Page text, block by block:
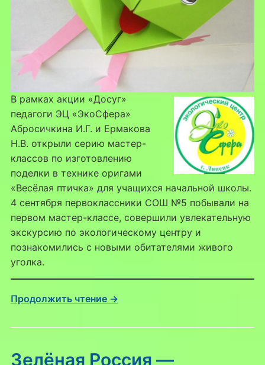
В рамках акции «Досуг»
педагоги ЭЦ «ЭкоСфера»
Абросичкина И.Г. и Ермакова
Н.В. открыли серию мастер-
классов по изготовлению
поделки в технике оригами
«Весёлая птичка» для учащихся начальной школы.
4 сентября первоклассники СОШ №5 побывали на
первом мастер-классе, совершили увлекательную
экскурсию по экологическому центру и
познакомились с новыми обитателями живого
уголка.
Продолжить чтение →
Зелёная Россия —